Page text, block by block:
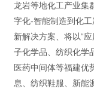
龙岩等地化工产业集
字化-智能制造到化
新解决方案、将以“
子化学品、纺织化学
医药中间体等福建优
息、纺织鞋服、新能